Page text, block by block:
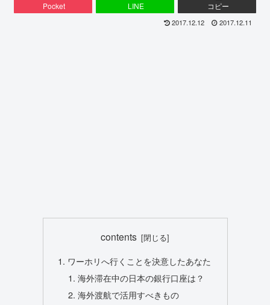
Pocket LINE コピー
2017.12.12 2017.12.11
contents
ワーホリへ行くことを決意したあなた
海外滞在中の日本の銀行口座は？
海外渡航で活用すべきもの